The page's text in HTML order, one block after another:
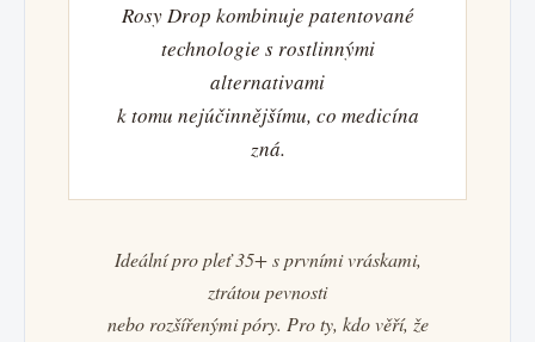
Rosy Drop kombinuje patentované
technologie s rostlinnými
alternativami
k tomu nejúčinnějšímu, co medicína
zná.
Ideální pro pleť 35+ s prvními vráskami,
ztrátou pevnosti
nebo rozšířenými póry. Pro ty, kdo věří, že